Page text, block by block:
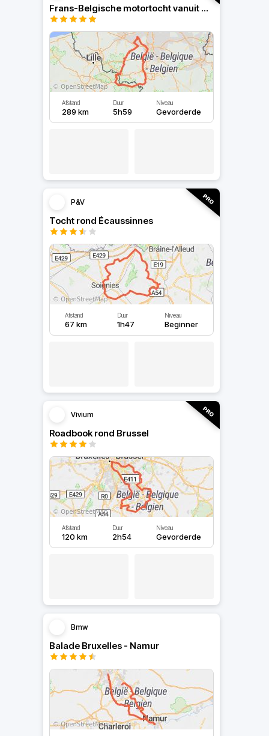
Frans-Belgische motortocht vanuit Brussel
Afstand
289 km
Duur
5h59
Niveau
Gevorderde
P&V
Tocht rond Écaussinnes
Afstand
67 km
Duur
1h47
Niveau
Beginner
Vivium
Roadbook rond Brussel
Afstand
120 km
Duur
2h54
Niveau
Gevorderde
Bmw
Balade Bruxelles - Namur